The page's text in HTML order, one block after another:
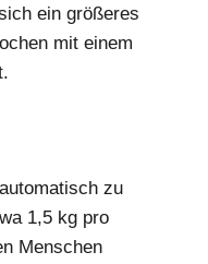
ein größeres
mit einem
zu
1,5 kg pro
Menschen